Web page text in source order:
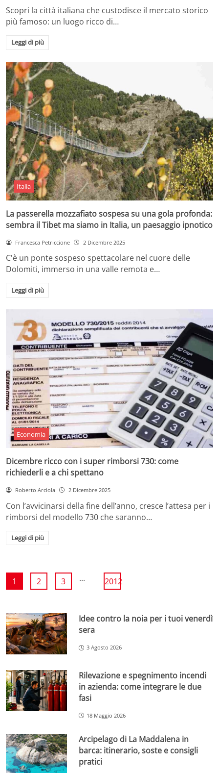
Scopri la città italiana che custodisce il mercato storico
più famoso: un luogo ricco di…
Leggi di più
Italia
La passerella mozzafiato sospesa su una gola profonda:
sembra il Tibet ma siamo in Italia, un paesaggio ipnotico
Francesca Petriccione 2 Dicembre 2025
C'è un ponte sospeso spettacolare nel cuore delle
Dolomiti, immerso in una valle remota e…
Leggi di più
Economia
Dicembre ricco con i super rimborsi 730: come
richiederli e a chi spettano
Roberto Arciola 2 Dicembre 2025
Con l’avvicinarsi della fine dell’anno, cresce l’attesa per i
rimborsi del modello 730 che saranno…
Leggi di più
1 2 3 ... 2012
Idee contro la noia per i tuoi venerdì
sera
3 Agosto 2026
Rilevazione e spegnimento incendi
in azienda: come integrare le due
fasi
18 Maggio 2026
Arcipelago di La Maddalena in
barca: itinerario, soste e consigli
pratici